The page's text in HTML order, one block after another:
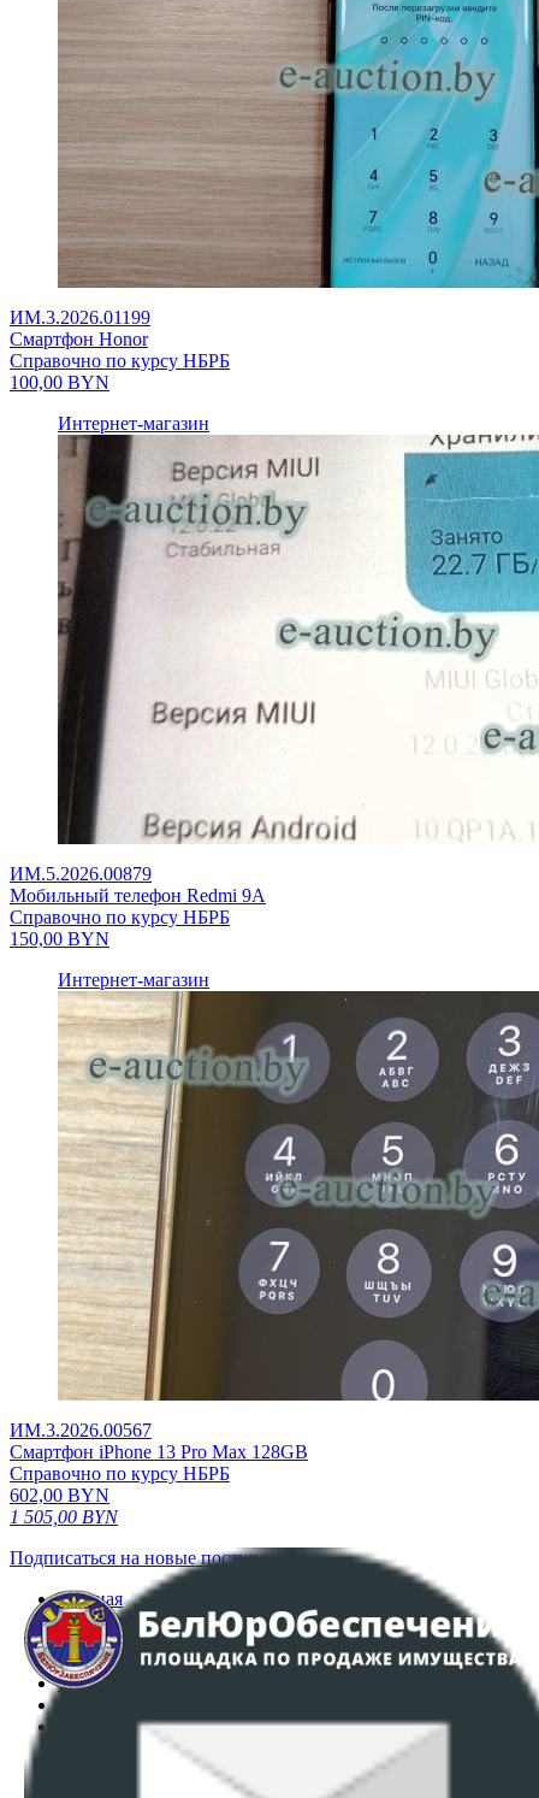
ИМ.3.2026.01199
Смартфон Honor
Справочно по курсу НБРБ
100,00 BYN
Интернет-магазин
ИМ.5.2026.00879
Мобильный телефон Redmi 9A
Справочно по курсу НБРБ
150,00 BYN
Интернет-магазин
ИМ.3.2026.00567
Смартфон iPhone 13 Pro Max 128GB
Справочно по курсу НБРБ
602,00 BYN
1 505,00 BYN
Подписаться на новые поступления
Главная
Аукционы
Интернет-магазин
Регламент организации и проведения торгов
Политика в отношении обработки персональных
ПОЛОЖЕНИЕ О ПОЛИТИКЕ ОБРАБОТКИ COOKIE-